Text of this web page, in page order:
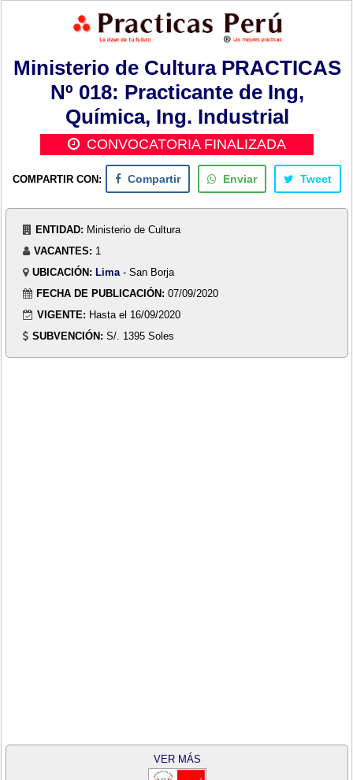
Ministerio de Cultura PRACTICAS
Nº 018: Practicante de Ing,
Química, Ing. Industrial
CONVOCATORIA FINALIZADA
COMPARTIR CON: Compartir Enviar Tweet
ENTIDAD: Ministerio de Cultura
VACANTES: 1
UBICACIÓN: Lima - San Borja
FECHA DE PUBLICACIÓN: 07/09/2020
VIGENTE: Hasta el 16/09/2020
SUBVENCIÓN: S/. 1395 Soles
VER MÁS